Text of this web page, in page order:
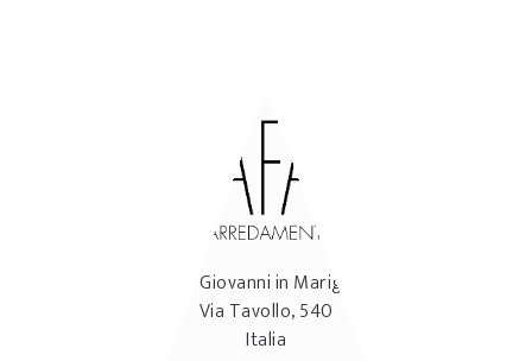
San Giovanni in Marignano
Via Tavollo, 540
Italia